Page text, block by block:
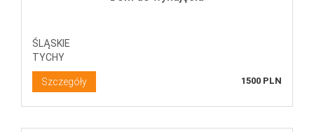
ŚLĄSKIE
TYCHY
Szczegóły 1500 PLN